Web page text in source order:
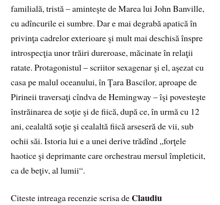
familială, tristă – aminteşte de Marea lui John Banville,
cu adîncurile ei sumbre. Dar e mai degrabă apatică în
privinţa cadrelor exterioare şi mult mai deschisă înspre
introspecţia unor trăiri dureroase, măcinate în relaţii
ratate. Protagonistul – scriitor sexagenar şi el, aşezat cu
casa pe malul oceanului, în Ţara Bascilor, aproape de
Pirineii traversaţi cîndva de Hemingway – îşi povesteşte
înstrăinarea de soţie şi de fiică, după ce, în urmă cu 12
ani, cealaltă soţie şi cealaltă fiică arseseră de vii, sub
ochii săi. Istoria lui e a unei derive trădînd „forţele
haotice şi deprimante care orchestrau mersul împleticit,
ca de beţiv, al lumii“.
Citeste intreaga recenzie scrisa de Claudiu